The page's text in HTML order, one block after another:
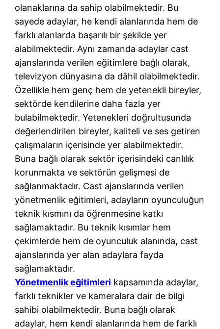
olanaklarına da sahip olabilmektedir. Bu
sayede adaylar, he kendi alanlarında hem de
farklı alanlarda başarılı bir şekilde yer
alabilmektedir. Aynı zamanda adaylar cast
ajanslarında verilen eğitimlere bağlı olarak,
televizyon dünyasına da dâhil olabilmektedir.
Özellikle hem genç hem de yetenekli bireyler,
sektörde kendilerine daha fazla yer
bulabilmektedir. Yetenekleri doğrultusunda
değerlendirilen bireyler, kaliteli ve ses getiren
çalışmaların içerisinde yer alabilmektedir.
Buna bağlı olarak sektör içerisindeki canlılık
korunmakta ve sektörün gelişmesi de
sağlanmaktadır. Cast ajanslarında verilen
yönetmenlik eğitimleri, adayların oyunculuğun
teknik kısmını da öğrenmesine katkı
sağlamaktadır. Bu teknik kısımlar hem
çekimlerde hem de oyunculuk alanında, cast
ajanslarında yer alan adaylara fayda
sağlamaktadır.
Yönetmenlik eğitimleri kapsamında adaylar,
farklı teknikler ve kameralara dair de bilgi
sahibi olabilmektedir. Buna bağlı olarak
adaylar, hem kendi alanlarında hem de farklı